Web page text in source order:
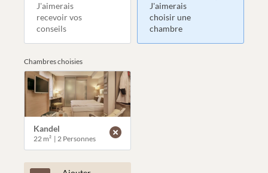
J'aimerais
recevoir vos
conseils
J'aimerais
choisir une
chambre
Chambres choisies
Kandel
22 m² | 2 Personnes